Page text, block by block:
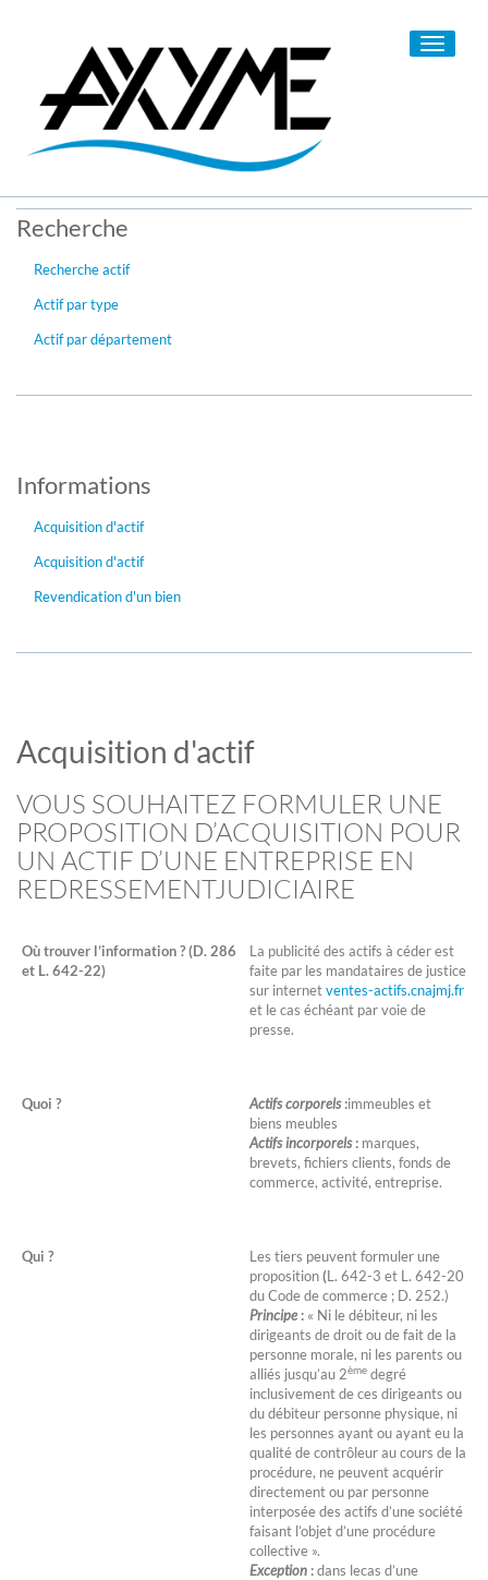
Toggle
Recherche
Recherche actif
Actif par type
Actif par département
Informations
Acquisition d'actif
Acquisition d'actif
Revendication d'un bien
Acquisition d'actif
VOUS SOUHAITEZ FORMULER UNE
PROPOSITION D’ACQUISITION POUR
UN ACTIF D’UNE ENTREPRISE EN
REDRESSEMENTJUDICIAIRE
Où trouver l’information ? (D. 286
et L. 642-22)
La publicité des actifs à céder est
faite par les mandataires de justice
sur internetventes-actifs.cnajmj.fr
et le cas échéant par voie de
presse.
Quoi ? Actifs corporels:immeubles et
biens meubles
Actifs incorporels: marques,
brevets, fichiers clients, fonds de
commerce, activité, entreprise.
Qui ?
Les tiers peuvent formuler une
proposition(L. 642-3 et L. 642-20
du Code de commerce ; D. 252.)
Principe : « Ni le débiteur, ni les
dirigeants de droit ou de fait de la
personne morale, ni les parents ou
alliés jusqu’au 2ème degré
inclusivement de ces dirigeants ou
du débiteur personne physique, ni
les personnes ayant ou ayant eu la
qualité de contrôleur au cours de la
procédure, ne peuvent acquérir
directement ou par personne
interposée des actifs d’une société
faisant l’objet d’une procédure
collective ».
Exception :dans lecas d’une